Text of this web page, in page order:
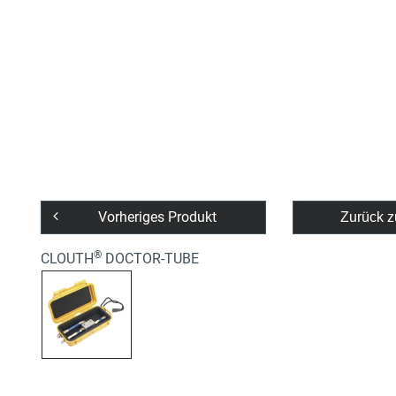
Vorheriges Produkt
CLOUTH® DOCTOR-TUBE
Zurück